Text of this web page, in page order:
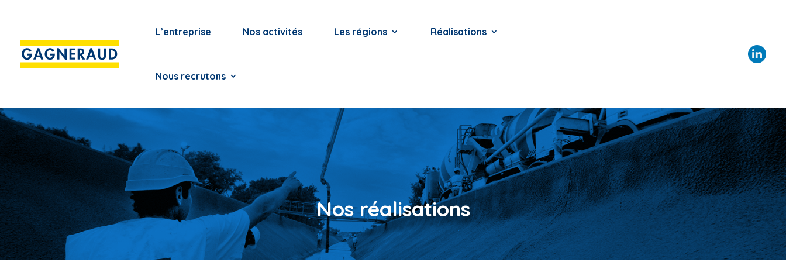
L’entreprise Nos activités Les régions Réalisations
Nous recrutons
Nos réalisations